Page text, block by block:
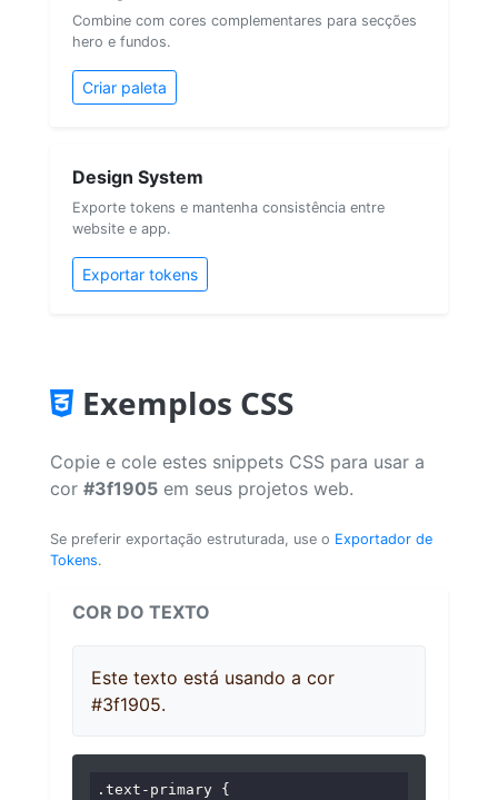
Combine com cores complementares para secções
hero e fundos.
Criar paleta
Design System
Exporte tokens e mantenha consistência entre
website e app.
Exportar tokens
Exemplos CSS
Copie e cole estes snippets CSS para usar a
cor #3f1905 em seus projetos web.
Se preferir exportação estruturada, use o Exportador de
Tokens.
COR DO TEXTO
Este texto está usando a cor
#3f1905.
.text-primary {